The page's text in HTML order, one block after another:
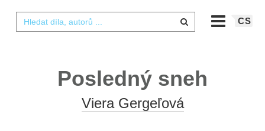
CS
Posledný sneh
Viera Gergeľová